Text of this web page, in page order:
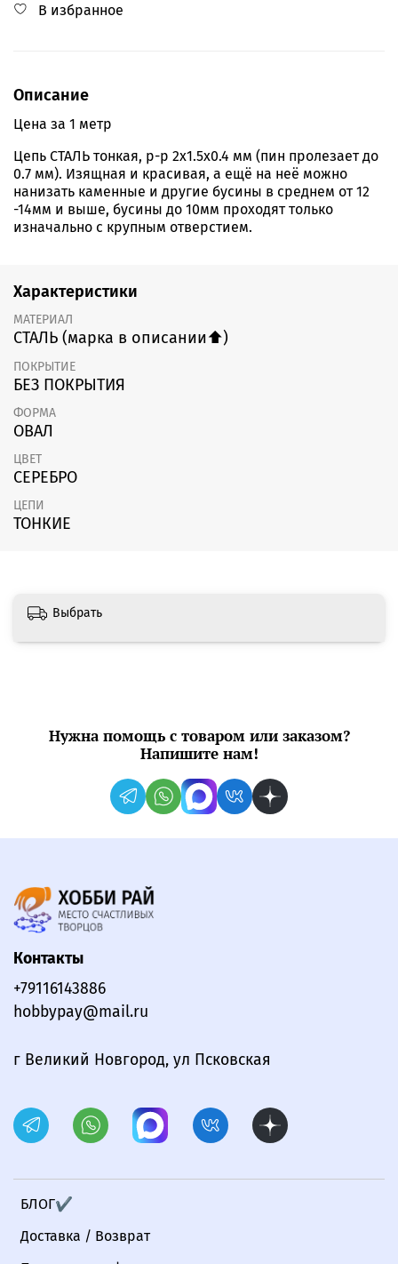
В избранное
Описание
Цена за 1 метр
Цепь СТАЛЬ тонкая, р-р 2x1.5x0.4 мм (пин пролезает до
0.7 мм). Изящная и красивая, а ещё на неё можно
нанизать каменные и другие бусины в среднем от 12
-14мм и выше, бусины до 10мм проходят только
изначально с крупным отверстием.
Характеристики
МАТЕРИАЛ
СТАЛЬ (марка в описании⬆️)
ПОКРЫТИЕ
БЕЗ ПОКРЫТИЯ
ФОРМА
ОВАЛ
ЦВЕТ
СЕРЕБРО
ЦЕПИ
ТОНКИЕ
Выбрать
Нужна помощь с товаром или заказом?
Напишите нам!
БЛОГ✔
Доставка / Возврат
Контакты
+79116143886
hobbypay@mail.ru
г Великий Новгород, ул Псковская